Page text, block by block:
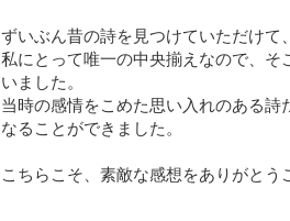
ずいぶん昔の詩を見つけていただけて
私にとって唯一の中央揃えなので、そ
いました。
当時の感情をこめた思い入れのある
なることができました。
こちらこそ、素敵な感想をありがと